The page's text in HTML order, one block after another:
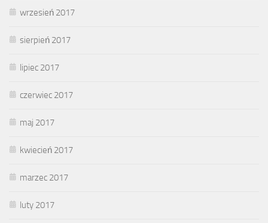
wrzesień 2017
sierpień 2017
lipiec 2017
czerwiec 2017
maj 2017
kwiecień 2017
marzec 2017
luty 2017